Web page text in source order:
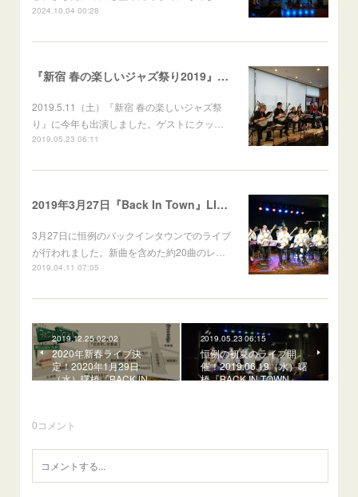
2024.10.04 00:28
『新宿 春の楽しいジャズ祭り2019』に出演しました！
2019.5.11（土）『新宿 春の楽しいジャズ祭
り』に今年も出演しました。ゲストにクッ…
2019.05.23 06:11
2019年3月27日『Back In Town』LIVE開催
3月27日に恒例のバックインタウンでのライブ
が行われました。新曲を含めた約20曲のレ…
2019.04.11 07:05
2019.12.25 02:02
2020年新春ライブ決
定！2020年1月29日
（水）曙橋『BACK IN …
2019.05.23 06:15
恒例の初夏のライブ開
催！2019.06.19（水）曙
橋『BACK IN TOWN』…
0コメント